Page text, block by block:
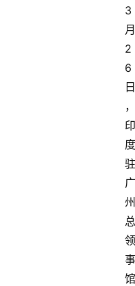
3
月
2
6
日
，
印
度
驻
广
州
总
领
事
馆